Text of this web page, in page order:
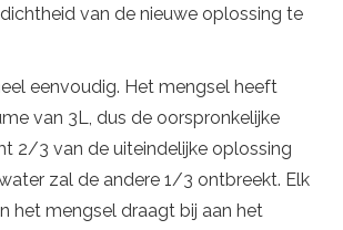
van de nieuwe oplossing te
eenvoudig. Het mengsel heeft
van 3L, dus de oorspronkelijke
2/3 van de uiteindelijke oplossing
zal de andere 1/3 ontbreekt. Elk
het mengsel draagt ​​bij aan het